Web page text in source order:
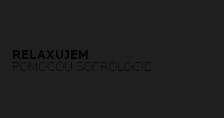
RELAXUJEM
POMOCOU SOFROLÓGIE